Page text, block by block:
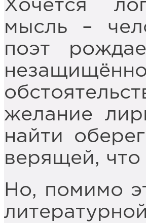
Хочется
мысль –
поэт
желание
найти
верящей, что
Но, помимо